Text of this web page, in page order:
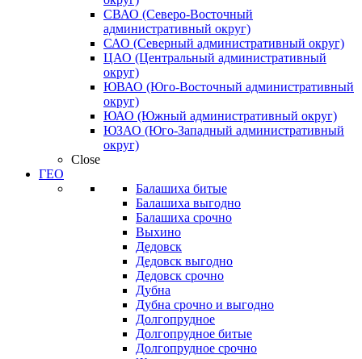
СВАО (Северо-Восточный
административный округ)
САО (Северный административный округ)
ЦАО (Центральный административный
округ)
ЮВАО (Юго-Восточный административный
округ)
ЮАО (Южный административный округ)
ЮЗАО (Юго-Западный административный
округ)
Close
ГЕО
Балашиха битые
Балашиха выгодно
Балашиха срочно
Выхино
Дедовск
Дедовск выгодно
Дедовск срочно
Дубна
Дубна срочно и выгодно
Долгопрудное
Долгопрудное битые
Долгопрудное срочно